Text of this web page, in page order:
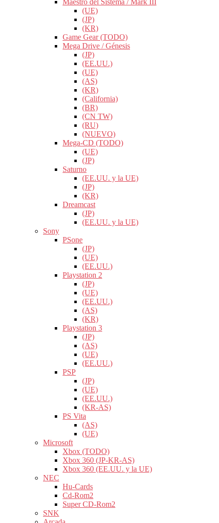
Maestro del Sistema / Mark III
(UE)
(JP)
(KR)
Game Gear (TODO)
Mega Drive / Génesis
(JP)
(EE.UU.)
(UE)
(AS)
(KR)
(California)
(BR)
(CN TW)
(RU)
(NUEVO)
Mega-CD (TODO)
(UE)
(JP)
Saturno
(EE.UU. y la UE)
(JP)
(KR)
Dreamcast
(JP)
(EE.UU. y la UE)
Sony
PSone
(JP)
(UE)
(EE.UU.)
Playstation 2
(JP)
(UE)
(EE.UU.)
(AS)
(KR)
Playstation 3
(JP)
(AS)
(UE)
(EE.UU.)
PSP
(JP)
(UE)
(EE.UU.)
(KR-AS)
PS Vita
(AS)
(UE)
Microsoft
Xbox (TODO)
Xbox 360 (JP-KR-AS)
Xbox 360 (EE.UU. y la UE)
NEC
Hu-Cards
Cd-Rom2
Super CD-Rom2
SNK